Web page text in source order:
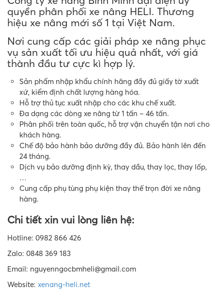
quyền phân phối xe nâng HELI. Thương
hiệu xe nâng mới số 1 tại Việt Nam.
Nơi cung cấp các giải pháp xe nâng phục
vụ sản xuất tối ưu hiệu quả nhất, với giá
thành đầu tư cực kì hợp lý.
Sản phẩm nhập khẩu chính hãng đầy đủ giấy tờ xuất
xứ, kiểm định chất lượng hàng hóa.
Hỗ trợ thủ tục xuất nhập cho các khu chế xuất.
Đa dạng các dòng xe nâng từ 1 tấn – 46 tấn.
Phân phối trên toàn quốc, hỗ trợ vận chuyển tận nơi cho
khách hàng.
Chế độ bảo hành bảo dưỡng đầy đủ. Bảo hành lên đến
24 tháng.
Dịch vụ bảo dưỡng định kỳ, thay dầu, thay lọc, thay lốp,
…
Cung cấp phụ tùng phụ kiện thay thế trọn đời xe nâng
hàng.
Chi tiết xin vui lòng liên hệ:
Hotline: 0982 866 426
Zalo: 0848 369 183
Email: nguyenngocbmheli@gmail.com
Website: xenang-heli.net